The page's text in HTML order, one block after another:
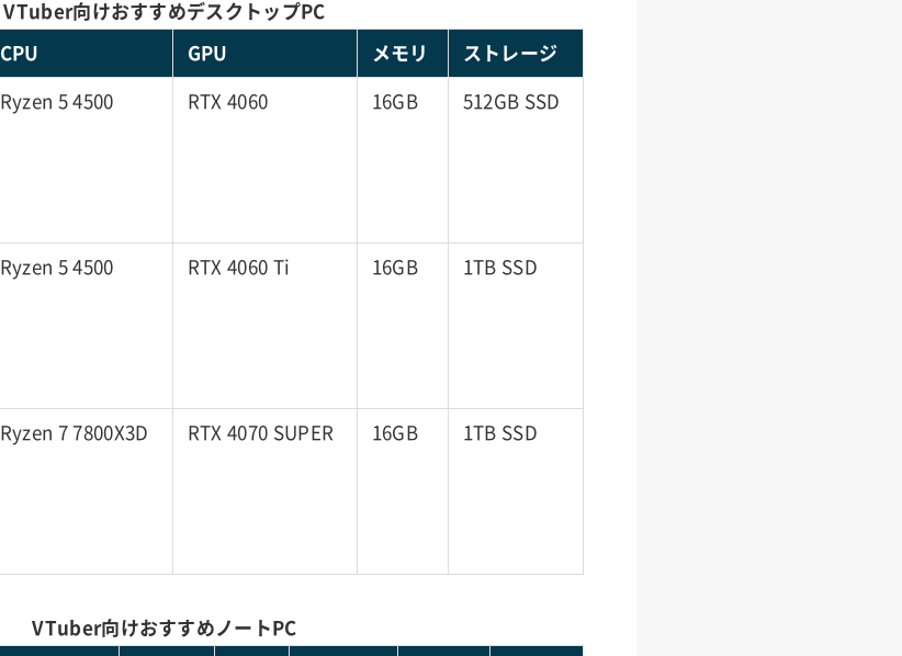
VTuber向けおすすめデスクトップPC
CPU GPU メモリ ストレージ
Ryzen 5 4500 RTX 4060 16GB 512GB SSD
Ryzen 5 4500 RTX 4060 Ti 16GB 1TB SSD
Ryzen 7 7800X3D RTX 4070 SUPER 16GB 1TB SSD
VTuber向けおすすめノートPC